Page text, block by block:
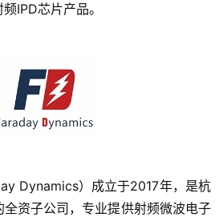
IPD芯片产品。
Dynamics）成立于2017年，是杭
全资子公司，专业提供射频微波电子